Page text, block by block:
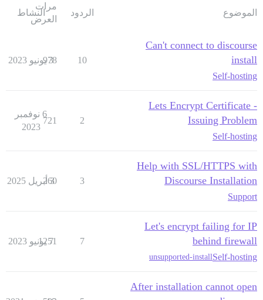
الموضوع الردود
مرات
العرض
النشاط
Can't connect to discourse
install
Self-hosting
10
978
3 يونيو 2023
Lets Encrypt Certificate -
Issuing Problem
Self-hosting
2
721
6 نوفمبر
2023
Help with SSL/HTTPS with
Discourse Installation
Support
3
260
3 أبريل 2025
Let's encrypt failing for IP
behind firewall
Self-hosting
unsupported-install
7
1251
7 يونيو 2023
After installation cannot open